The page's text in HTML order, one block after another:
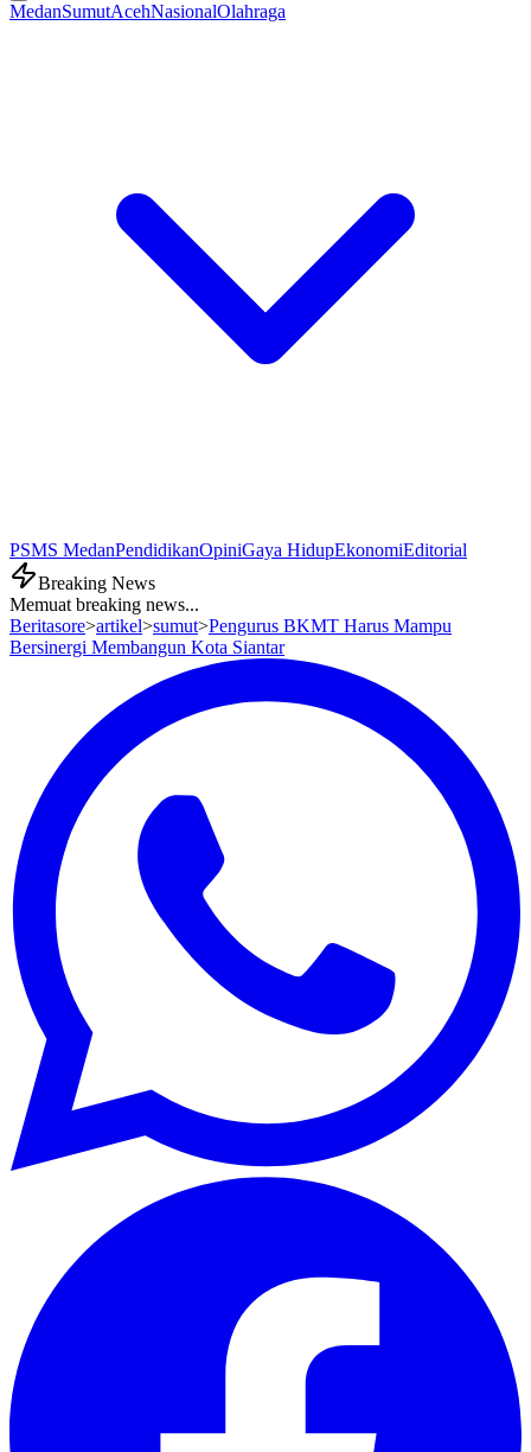
MedanSumutAcehNasionalOlahraga
PSMS MedanPendidikanOpiniGaya HidupEkonomiEditorial
Breaking News
Memuat breaking news...
Beritasore>artikel>sumut>Pengurus BKMT Harus Mampu
Bersinergi Membangun Kota Siantar